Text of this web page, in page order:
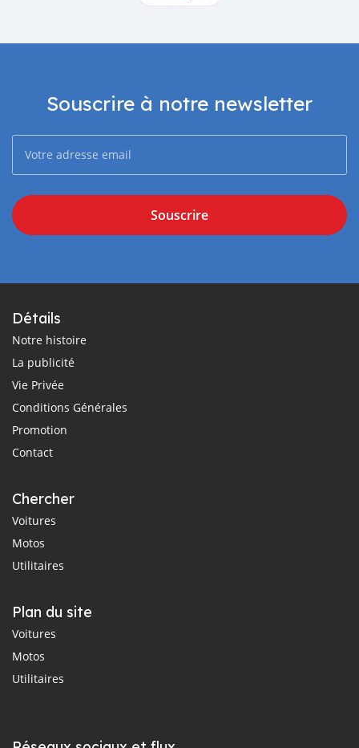
Souscrire à notre newsletter
Souscrire
Détails
Notre histoire
La publicité
Vie Privée
Conditions Générales
Promotion
Contact
Chercher
Voitures
Motos
Utilitaires
Plan du site
Voitures
Motos
Utilitaires